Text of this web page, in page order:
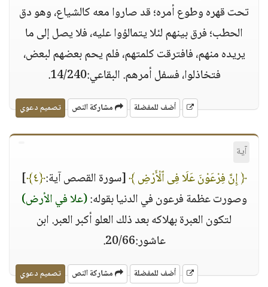
تحت قهره وطوع أمره؛ قد صاروا معه كالشياع، وهو دق
الحطب؛ فرق بينهم لئلا يتمالؤوا عليه، فلا يصل إلى ما
يريده منهم، فافترقت كلمتهم، فلم يحم بعضهم لبعض،
فتخاذلوا، فسفل أمرهم. البقاعي:14/240.
أضف للمفضلة مشاركة النص تصميم دعوي
آية
﴿ إِنَّ فِرْعَوْنَ عَلَا فِى ٱلْأَرْضِ ﴾[سورة القصص آية:﴿٤﴾
]
وصورت عظمة فرعون في الدنيا بقوله:(علا في الأرض)
لتكون العبرة بهلاكه بعد ذلك العلو أكبر العبر. ابن
عاشور:20/66.
أضف للمفضلة مشاركة النص تصميم دعوي